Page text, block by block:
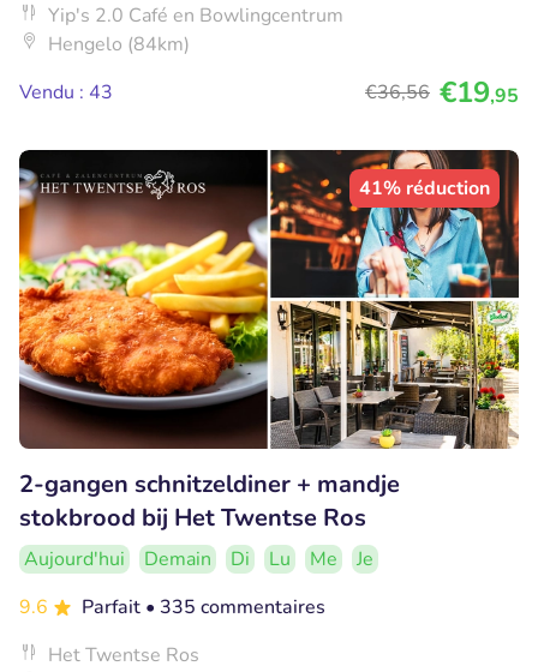
Yip's 2.0 Café en Bowlingcentrum
Hengelo (84km)
Vendu : 43
€36,56 €19,95
41% réduction
2-gangen schnitzeldiner + mandje
stokbrood bij Het Twentse Ros
Aujourd'hui Demain Di Lu Me
Je
9.6
Parfait • 335 commentaires
Het Twentse Ros